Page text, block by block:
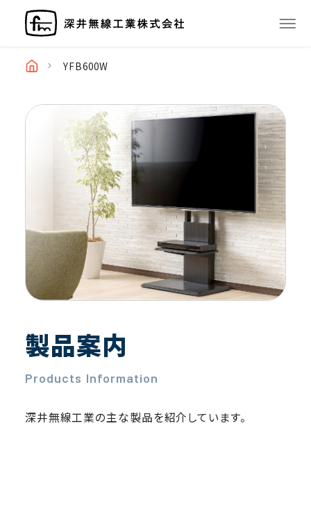
YFB600W
製品案内
Products Information
深井無線工業の主な製品を紹介しています。